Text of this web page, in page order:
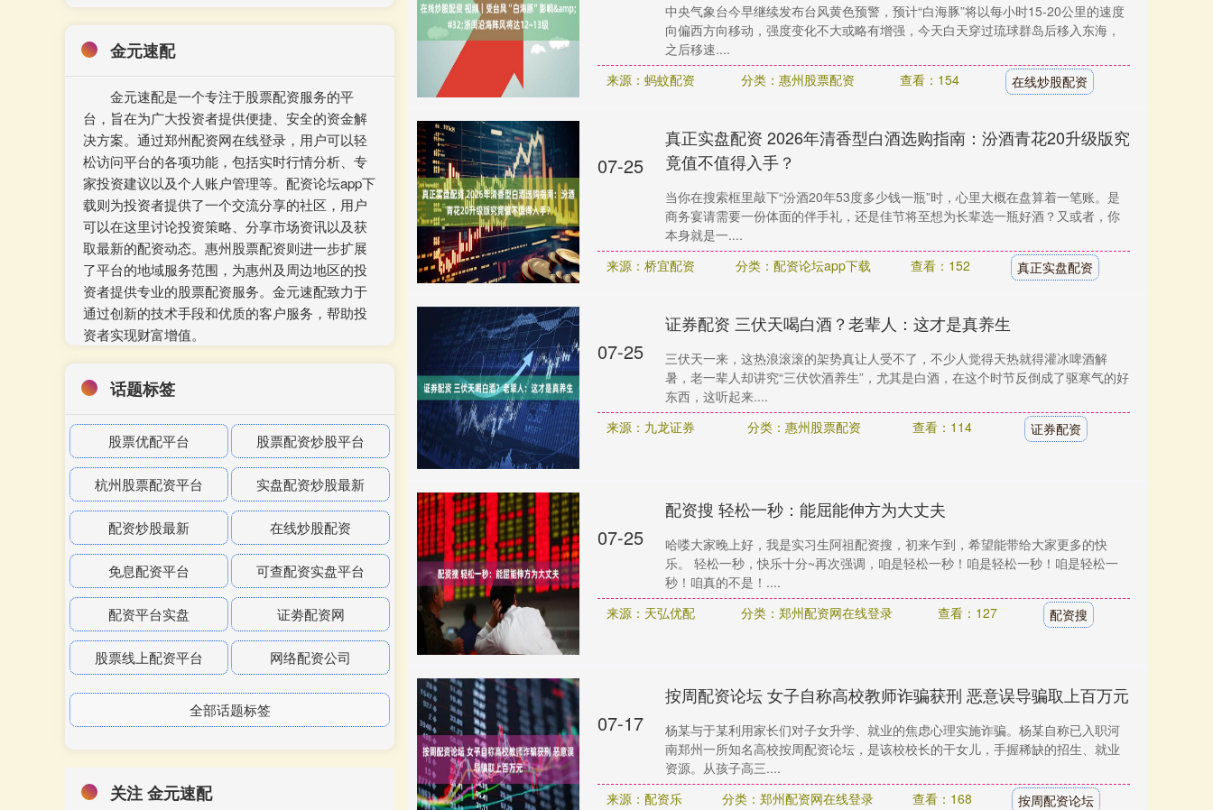
中央气象台今早继续发布台风黄色预警，预计“白海豚”将以每小时15-20公里的速度
向偏西方向移动，强度变化不大或略有增强，今天白天穿过琉球群岛后移入东海，
之后移速....
来源：蚂蚊配资
分类：惠州股票配资 查看：154 在线炒股配资
07-25
真正实盘配资 2026年清香型白酒选购指南：汾酒青花20升级版究
竟值不值得入手？
当你在搜索框里敲下“汾酒20年53度多少钱一瓶”时，心里大概在盘算着一笔账。是
商务宴请需要一份体面的伴手礼，还是佳节将至想为长辈选一瓶好酒？又或者，你
本身就是一....
来源：桥宜配资
分类：配资论坛app下载 查看：152 真正实盘配资
07-25
证券配资 三伏天喝白酒？老辈人：这才是真养生
三伏天一来，这热浪滚滚的架势真让人受不了，不少人觉得天热就得灌冰啤酒解
暑，老一辈人却讲究“三伏饮酒养生”，尤其是白酒，在这个时节反倒成了驱寒气的好
东西，这听起来....
来源：九龙证券
分类：惠州股票配资 查看：114 证券配资
07-25
配资搜 轻松一秒：能屈能伸方为大丈夫
哈喽大家晚上好，我是实习生阿祖配资搜，初来乍到，希望能带给大家更多的快
乐。 轻松一秒，快乐十分~再次强调，咱是轻松一秒！咱是轻松一秒！咱是轻松一
秒！咱真的不是！....
来源：天弘优配
分类：郑州配资网在线登录 查看：127 配资搜
07-17
按周配资论坛 女子自称高校教师诈骗获刑 恶意误导骗取上百万元
杨某与于某利用家长们对子女升学、就业的焦虑心理实施诈骗。杨某自称已入职河
南郑州一所知名高校按周配资论坛，是该校校长的干女儿，手握稀缺的招生、就业
资源。从孩子高三....
来源：配资乐
分类：郑州配资网在线登录 查看：168 按周配资论坛
金元速配
金元速配是一个专注于股票配资服务的平
台，旨在为广大投资者提供便捷、安全的资金解
决方案。通过郑州配资网在线登录，用户可以轻
松访问平台的各项功能，包括实时行情分析、专
家投资建议以及个人账户管理等。配资论坛app下
载则为投资者提供了一个交流分享的社区，用户
可以在这里讨论投资策略、分享市场资讯以及获
取最新的配资动态。惠州股票配资则进一步扩展
了平台的地域服务范围，为惠州及周边地区的投
资者提供专业的股票配资服务。金元速配致力于
通过创新的技术手段和优质的客户服务，帮助投
资者实现财富增值。
话题标签
股票优配平台 股票配资炒股平台
杭州股票配资平台 实盘配资炒股最新
配资炒股最新 在线炒股配资
免息配资平台 可查配资实盘平台
配资平台实盘 证劵配资网
股票线上配资平台 网络配资公司
全部话题标签
关注 金元速配